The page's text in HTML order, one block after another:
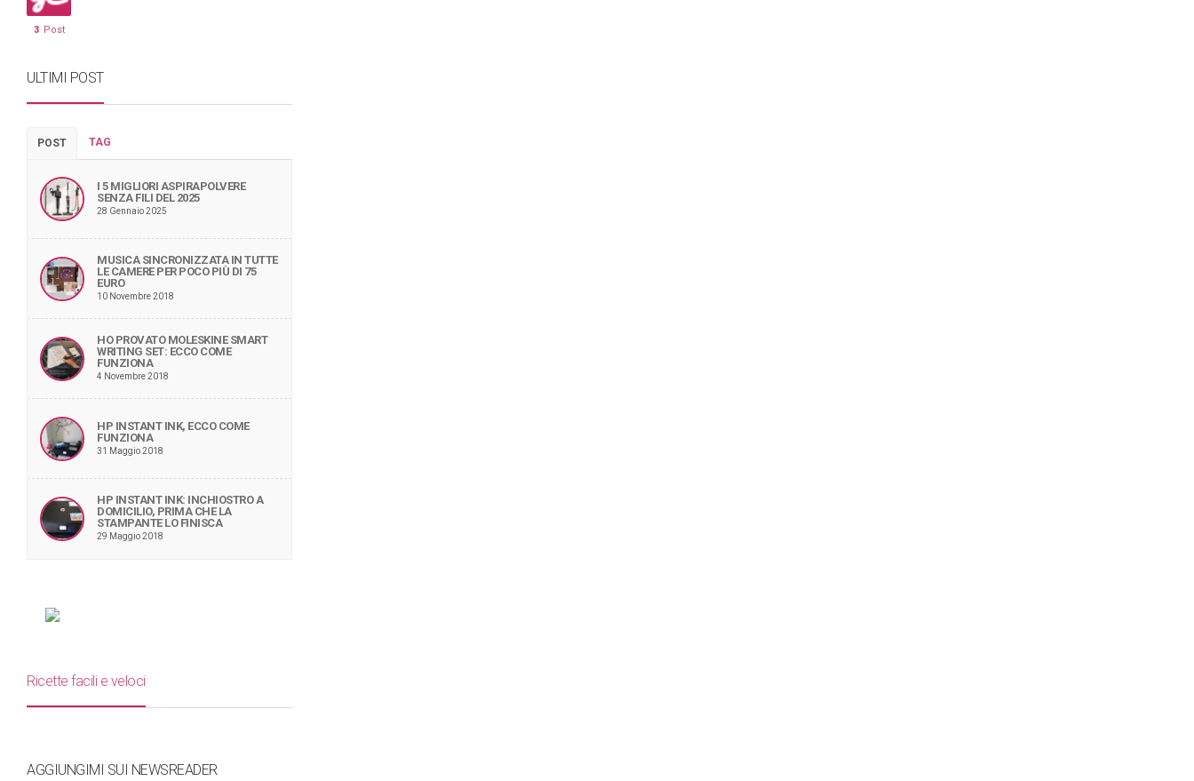
3 Post
ULTIMI POST
POST TAG
I 5 MIGLIORI ASPIRAPOLVERE
SENZA FILI DEL 2025
28 Gennaio 2025
MUSICA SINCRONIZZATA IN TUTTE
LE CAMERE PER POCO PIÙ DI 75
EURO
10 Novembre 2018
HO PROVATO MOLESKINE SMART
WRITING SET: ECCO COME
FUNZIONA
4 Novembre 2018
HP INSTANT INK, ECCO COME
FUNZIONA
31 Maggio 2018
HP INSTANT INK: INCHIOSTRO A
DOMICILIO, PRIMA CHE LA
STAMPANTE LO FINISCA
29 Maggio 2018
Ricette facili e veloci
AGGIUNGIMI SUI NEWSREADER